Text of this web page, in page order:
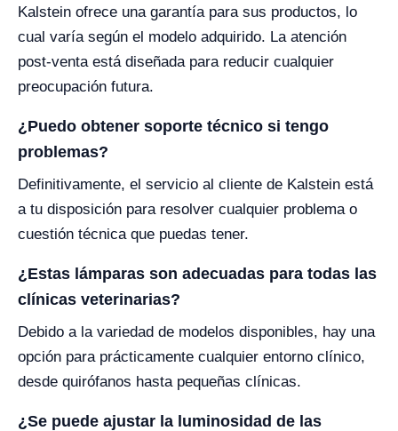
Kalstein ofrece una garantía para sus productos, lo
cual varía según el modelo adquirido. La atención
post-venta está diseñada para reducir cualquier
preocupación futura.
¿Puedo obtener soporte técnico si tengo
problemas?
Definitivamente, el servicio al cliente de Kalstein está
a tu disposición para resolver cualquier problema o
cuestión técnica que puedas tener.
¿Estas lámparas son adecuadas para todas las
clínicas veterinarias?
Debido a la variedad de modelos disponibles, hay una
opción para prácticamente cualquier entorno clínico,
desde quirófanos hasta pequeñas clínicas.
¿Se puede ajustar la luminosidad de las